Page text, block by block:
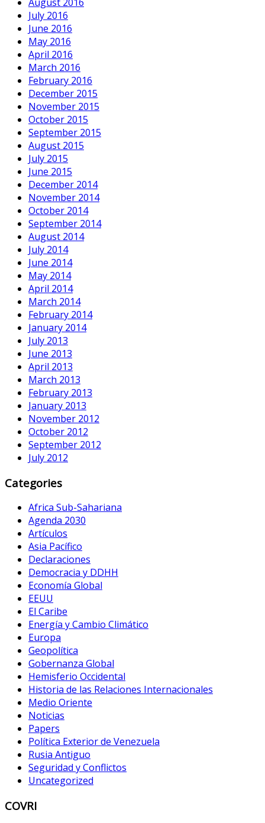
July 2016
June 2016
May 2016
April 2016
March 2016
February 2016
December 2015
November 2015
October 2015
September 2015
August 2015
July 2015
June 2015
December 2014
November 2014
October 2014
September 2014
August 2014
July 2014
June 2014
May 2014
April 2014
March 2014
February 2014
January 2014
July 2013
June 2013
April 2013
March 2013
February 2013
January 2013
November 2012
October 2012
September 2012
July 2012
Categories
Africa Sub-Sahariana
Agenda 2030
Artículos
Asia Pacífico
Declaraciones
Democracia y DDHH
Economía Global
EEUU
El Caribe
Energía y Cambio Climático
Europa
Geopolítica
Gobernanza Global
Hemisferio Occidental
Historia de las Relaciones Internacionales
Medio Oriente
Noticias
Papers
Política Exterior de Venezuela
Rusia Antiguo
Seguridad y Conflictos
Uncategorized
COVRI